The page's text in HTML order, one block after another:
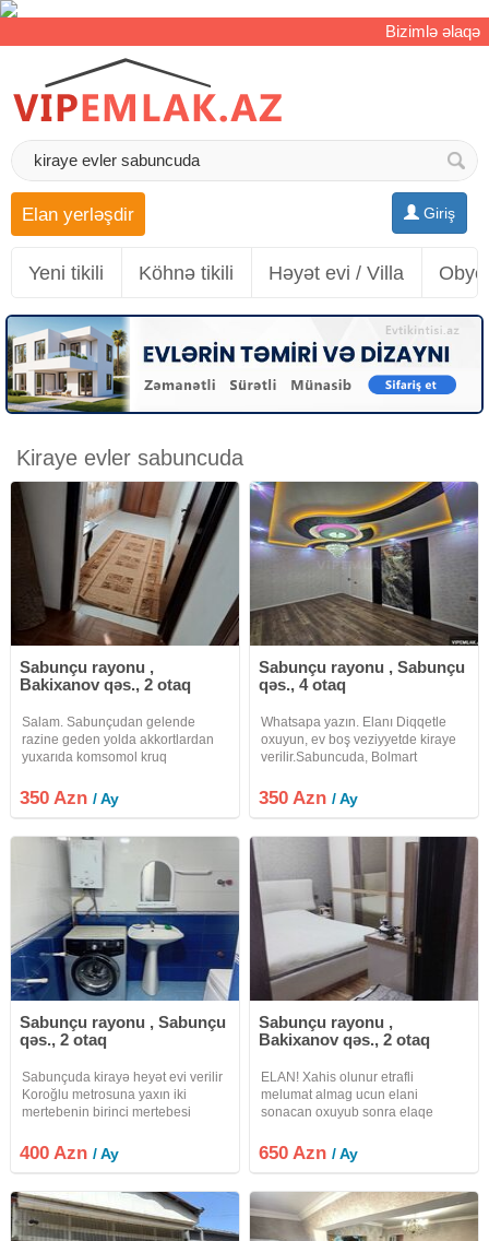
Bizimlə əlaqə
Giriş
Elan yerləşdir
Yeni tikili Köhnə tikili Həyət evi / Villa
Kiraye evler sabuncuda
Sabunçu rayonu ,
Bakixanov qəs., 2 otaq
Salam. Sabunçudan gelende
razine geden yolda akkortlardan
yuxarıda komsomol kruq
yanındakı addelni heyet evi kiraye
verilir. İki otaq, kuxnya, kalidor, ev
350 Azn/ Ay
Sabunçu rayonu , Sabunçu
qəs., 4 otaq
Whatsapa yazın. Elanı Diqqetle
oxuyun, ev boş veziyyetde kiraye
verilir.Sabuncuda, Bolmart
3 deqiqelik piyada, koroglu
metrosuna yaxın, Yeni temirden
350 Azn/ Ay
Sabunçu rayonu , Sabunçu
qəs., 2 otaq
Sabunçuda kirayə heyət evi verilir
Koroğlu metrosuna yaxın iki
mertebenin birinci mertebesi
400 Azn/ Ay
Sabunçu rayonu ,
Bakixanov qəs., 2 otaq
ELAN! Xahis olunur etrafli
melumat almag ucun elani
sonacan oxuyub sonra elaqe
Neftciler yaxinliginda, Razinde-
Bakixanovda(Talkuckanin)
binada(VETERAN MTK)-da hal
650 Azn/ Ay